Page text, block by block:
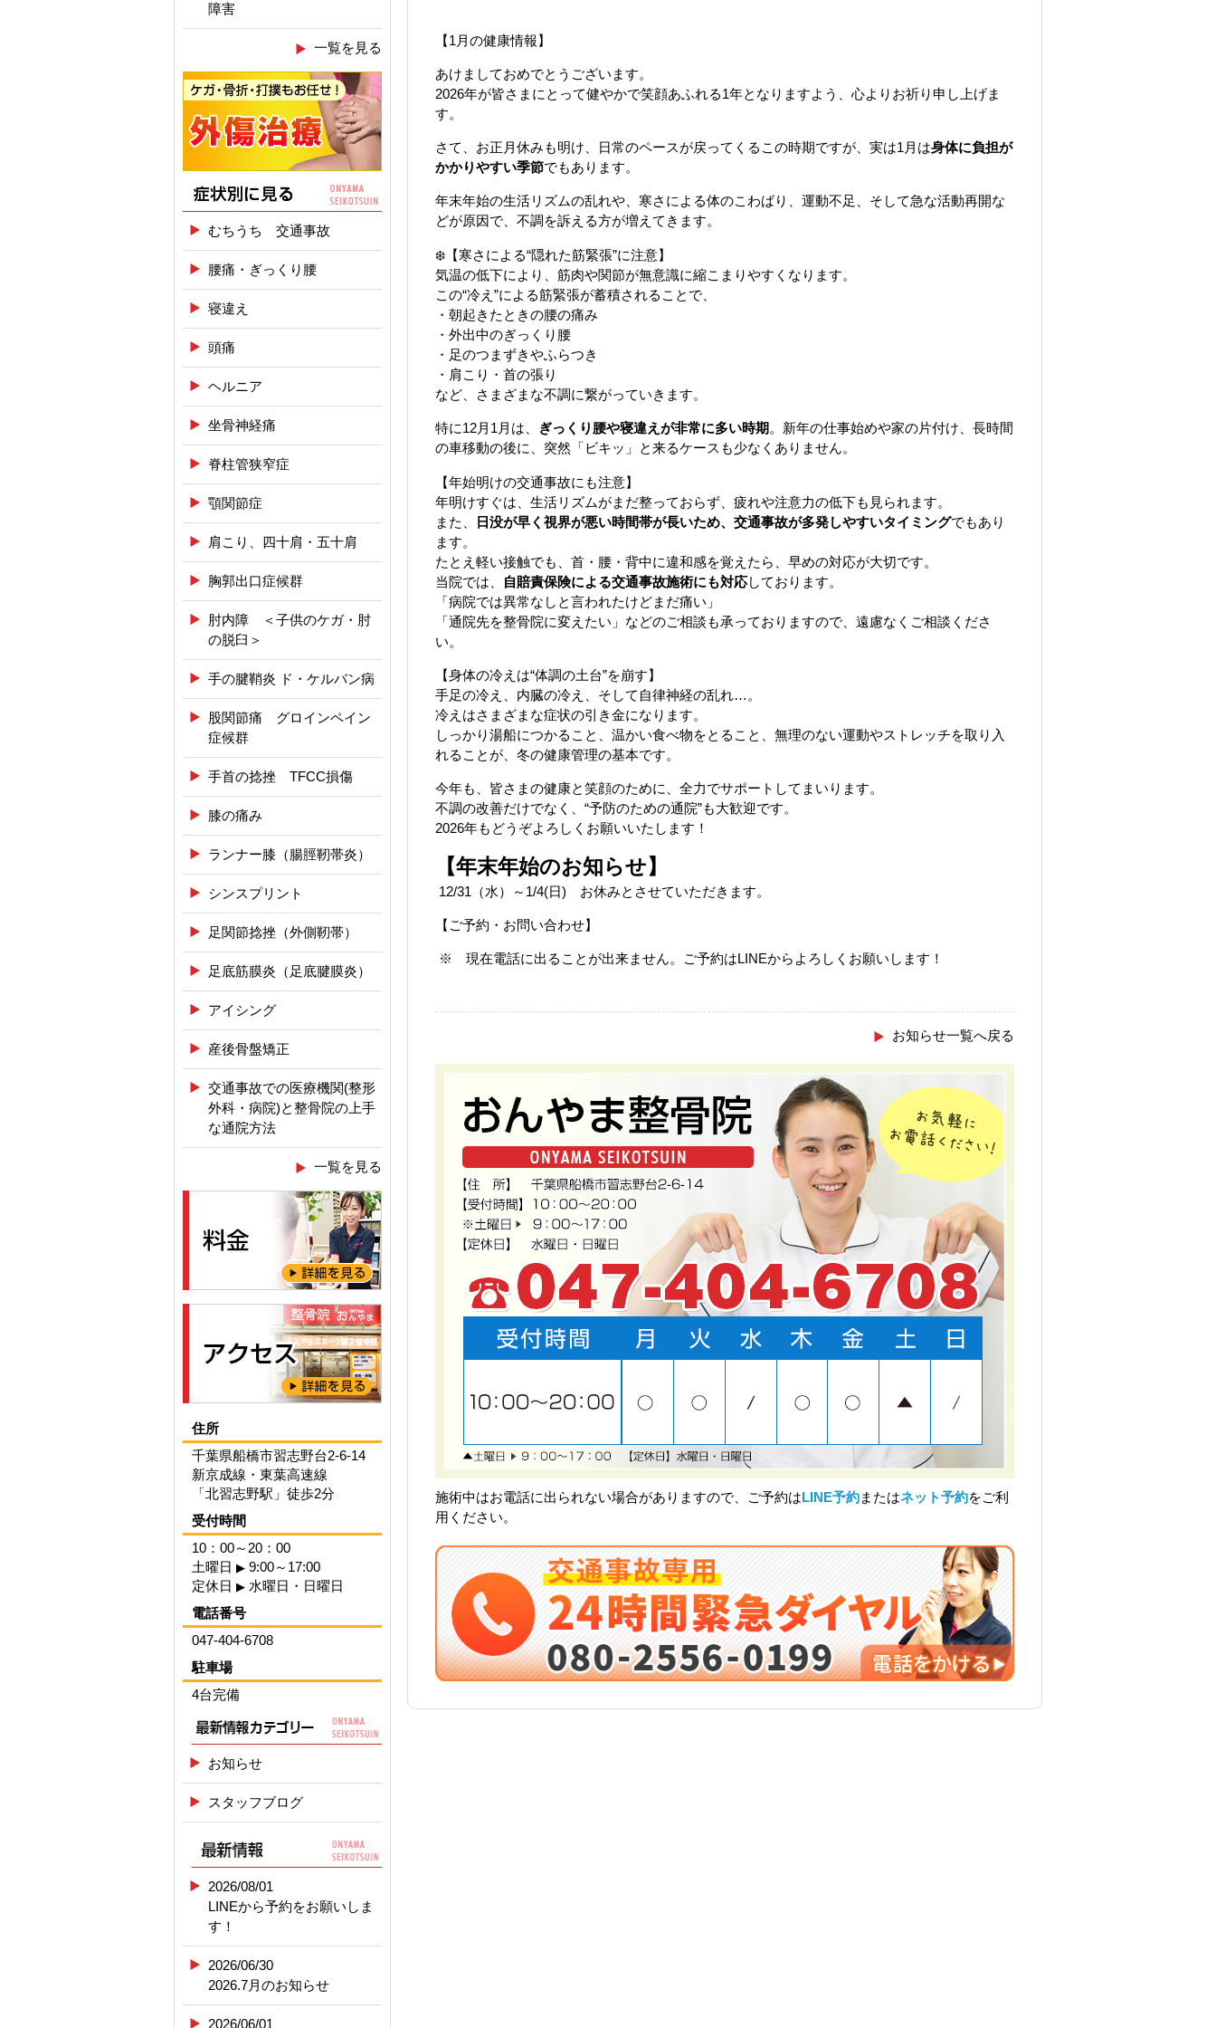
【1月の健康情報】
あけましておめでとうございます。
2026年が皆さまにとって健やかで笑顔あふれる1年となりますよう、心よりお祈り申し上げま
す。
さて、お正月休みも明け、日常のペースが戻ってくるこの時期ですが、実は1月は身体に負担が
かかりやすい季節でもあります。
年末年始の生活リズムの乱れや、寒さによる体のこわばり、運動不足、そして急な活動再開な
どが原因で、不調を訴える方が増えてきます。
❄️【寒さによる“隠れた筋緊張”に注意】
気温の低下により、筋肉や関節が無意識に縮こまりやすくなります。
この“冷え”による筋緊張が蓄積されることで、
・朝起きたときの腰の痛み
・外出中のぎっくり腰
・足のつまずきやふらつき
・肩こり・首の張り
など、さまざまな不調に繋がっていきます。
特に12月1月は、 ぎっくり腰や寝違えが非常に多い時期 。新年の仕事始めや家の片付け、長時間
の車移動の後に、突然「ビキッ」と来るケースも少なくありません。
【年始明けの交通事故にも注意】
年明けすぐは、生活リズムがまだ整っておらず、疲れや注意力の低下も見られます。
また、
日没が早く視界が悪い時間帯が長いため、交通事故が多発しやすいタイミングでもあり
ます。
たとえ軽い接触でも、首・腰・背中に違和感を覚えたら、早めの対応が大切です。
当院では、
自賠責保険による交通事故施術にも対応しております。
「病院では異常なしと言われたけどまだ痛い」
「通院先を整骨院に変えたい」などのご相談も承っておりますので、遠慮なくご相談くださ
い。
【身体の冷えは“体調の土台”を崩す】
手足の冷え、内臓の冷え、そして自律神経の乱れ…。
冷えはさまざまな症状の引き金になります。
しっかり湯船につかること、温かい食べ物をとること、無理のない運動やストレッチを取り入
れることが、冬の健康管理の基本です。
今年も、皆さまの健康と笑顔のために、全力でサポートしてまいります。
不調の改善だけでなく、“予防のための通院”も大歓迎です。
2026年もどうぞよろしくお願いいたします！
【年末年始のお知らせ】
12/31（水）～1/4(日) お休みとさせていただきます。
【ご予約・お問い合わせ】
※ 現在電話に出ることが出来ません。ご予約はLINEからよろしくお願いします！
お知らせ一覧へ戻る
施術中はお電話に出られない場合がありますので、ご予約はLINE予約またはネット予約をご利
用ください。
障害
一覧を見る
むちうち 交通事故
腰痛・ぎっくり腰
寝違え
頭痛
ヘルニア
坐骨神経痛
脊柱管狭窄症
顎関節症
肩こり、四十肩・五十肩
胸郭出口症候群
肘内障 ＜子供のケガ・肘
の脱臼＞
手の腱鞘炎 ド・ケルバン病
股関節痛 グロインペイン
症候群
手首の捻挫 TFCC損傷
膝の痛み
ランナー膝（腸脛靭帯炎）
シンスプリント
足関節捻挫（外側靭帯）
足底筋膜炎（足底腱膜炎）
アイシング
産後骨盤矯正
交通事故での医療機関(整形
外科・病院)と整骨院の上手
な通院方法
一覧を見る
住所
千葉県船橋市習志野台2-6-14
新京成線・東葉高速線
「北習志野駅」徒歩2分
受付時間
10：00～20：00
土曜日 ▶ 9:00～17:00
定休日 ▶ 水曜日・日曜日
電話番号
047-404-6708
駐車場
4台完備
お知らせ
スタッフブログ
2026/08/01
LINEから予約をお願いしま
す！
2026/06/30
2026.7月のお知らせ
2026/06/01